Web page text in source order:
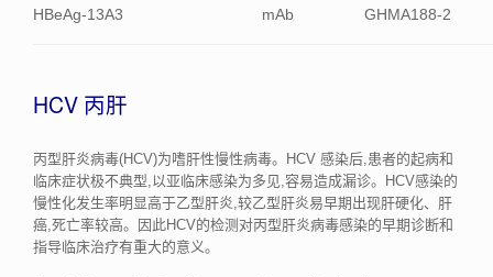
HBeAg-13A3 mAb GHMA188-2
HCV 丙肝
丙型肝炎病毒(HCV)为嗜肝性慢性病毒。HCV 感染后,患者的起病和
临床症状极不典型,以亚临床感染为多见,容易造成漏诊。HCV感染的
慢性化发生率明显高于乙型肝炎,较乙型肝炎易早期出现肝硬化、肝
癌,死亡率较高。因此HCV的检测对丙型肝炎病毒感染的早期诊断和
指导临床治疗有重大的意义。